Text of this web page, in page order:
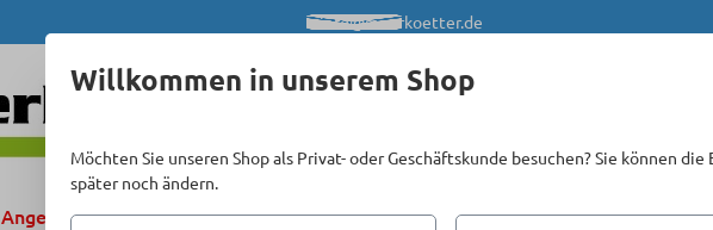
info@meerkoetter.de
Angebote % Kataloge
Unsere Homepages
Willkommen in unserem Shop
Möchten Sie unseren Shop als Privat- oder Geschäftskunde besuchen? Sie können die
später noch ändern.